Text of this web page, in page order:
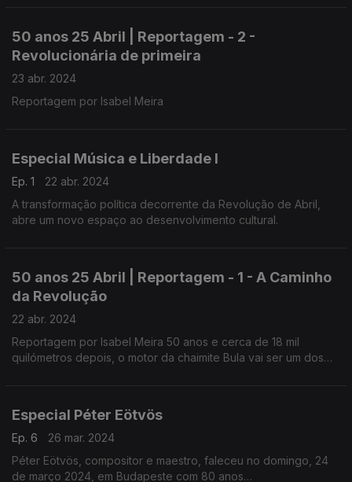
50 anos 25 Abril | Reportagem - 2 -
Revolucionária de primeira
23 abr. 2024
Reportagem por Isabel Meira
Especial Música e Liberdade I
Ep. 1
22 abr. 2024
A transformação política decorrente da Revolução de Abril,
abre um novo espaço ao desenvolvimento cultural.
50 anos 25 Abril | Reportagem - 1 - A Caminho
da Revolução
22 abr. 2024
Reportagem por Isabel Meira 50 anos e cerca de 18 mil
quilómetros depois, o motor da chaimite Bula vai ser um dos
Especial Péter Eötvös
Ep. 6
26 mar. 2024
Péter Eötvös, compositor e maestro, faleceu no domingo, 24
de março 2024, em Budapeste com 80 anos